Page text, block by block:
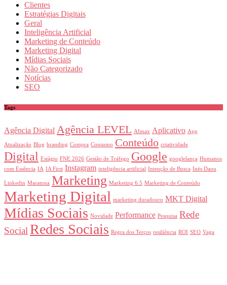
Clientes
Estratégias Digitais
Geral
Inteligência Artificial
Marketing de Conteúdo
Marketing Digital
Mídias Sociais
Não Categorizado
Notícias
SEO
Tags
Agência Digital Agência LEVEL AImax Aplicativo App
Atualização Blog branding Compra Consumo Conteúdo criatividade
Digital Estágio FNE 2026 Gestão de Tráfego Google googlelança Humanos
com Essência IA IA First Instagram inteligência artificial Intenção de Busca Inës Daou
Linkedin Maratona Marketing Marketing 6.5 Marketing de Conteúdo
Marketing Digital marketing duradouro MKT Digital
Mídias Sociais Novidade Performance Pesquisa Rede
SocialRedes Sociais Regra dos Terços resiliência ROI SEO Vaga